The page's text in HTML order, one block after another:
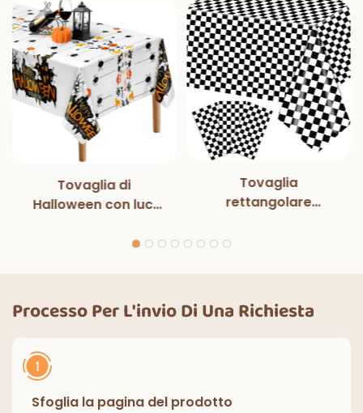
Tovaglia di
Halloween con luci
decorazioni per
cucina, decorazioni
per la casa
Tovaglia
rettangolare
nero con luci
decorazioni
classiche per interni
Processo Per L'invio Di Una Richiesta
Sfoglia la pagina del prodotto